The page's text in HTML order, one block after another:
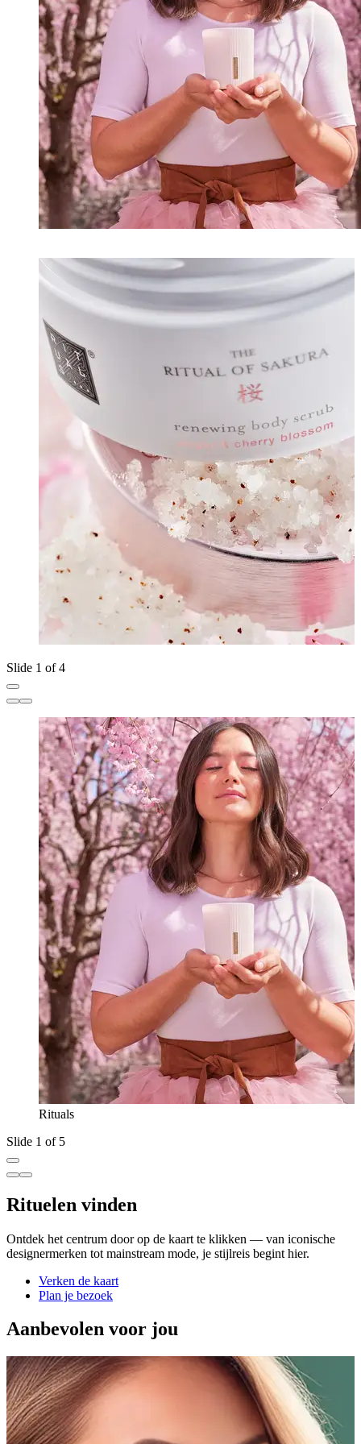
Slide 1 of 4
Rituals
Slide 1 of 5
Rituelen vinden
Ontdek het centrum door op de kaart te klikken — van iconische
designermerken tot mainstream mode, je stijlreis begint hier.
Verken de kaart
Plan je bezoek
Aanbevolen voor jou